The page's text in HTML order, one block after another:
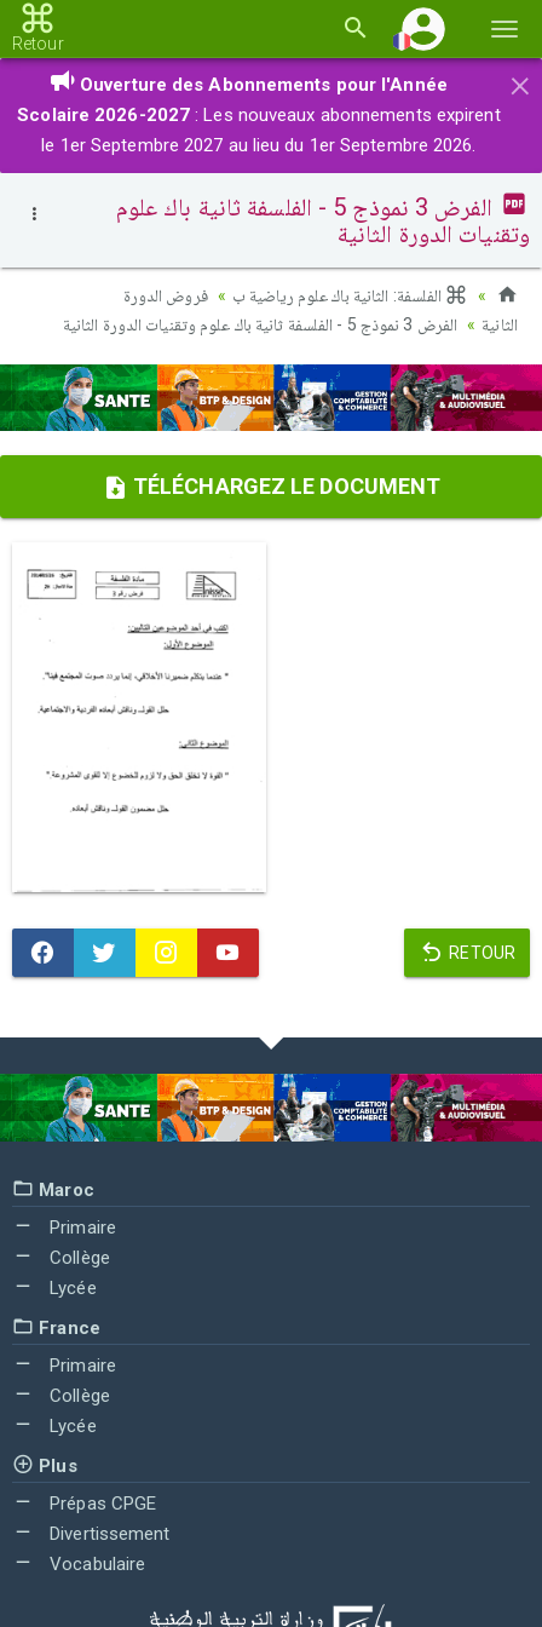
la
Retour
×
Ouverture des Abonnements pour l'Année
Scolaire 2026-2027 : Les nouveaux abonnements expirent
le 1er Septembre 2027 au lieu du 1er Septembre 2026.
الفرض 3 نموذج 5 - الفلسفة ثانية باك علوم
وتقنيات الدورة الثانية
الفلسفة: الثانية باك علوم رياضية ب
فروض الدورة
الثانية
الفرض 3 نموذج 5 - الفلسفة ثانية باك علوم وتقنيات الدورة الثانية
TÉLÉCHARGEZ LE DOCUMENT
RETOUR
Maroc
Primaire
Collège
Lycée
France
Primaire
Collège
Lycée
Plus
Prépas CPGE
Divertissement
Vocabulaire